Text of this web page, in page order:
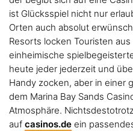
ist Glücksspiel nicht nur
Orten auch absolut
Resorts locken Touristen aus
einheimische
heute jeder jederzeit und
Handy zocken, aber in einer
dem Marina Bay Sands
Atmosphäre.
auf casinos.de ein